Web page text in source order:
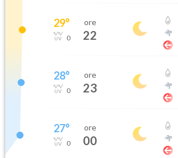
29°
0
ore
22
28°
0
ore
23
27°
0
ore
00